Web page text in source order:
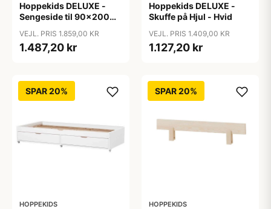
Hoppekids DELUXE -
Sengeside til 90x200
VEJL. PRIS 1.859,00 KR
1.487,20 kr
Hoppekids DELUXE -
Skuffe på Hjul - Hvid
VEJL. PRIS 1.409,00 KR
1.127,20 kr
SPAR 20%
HOPPEKIDS
SPAR 20%
HOPPEKIDS